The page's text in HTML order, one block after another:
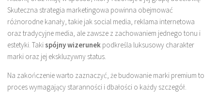
Skuteczna strategia marketingowa powinna obejmować
różnorodne kanały, takie jak social media, reklama internetowa
oraz tradycyjne media, ale zawsze z zachowaniem jednego tonu i
estetyki. Takispójny wizerunek podkreśla luksusowy charakter
marki oraz jej ekskluzywny status.
Na zakończenie warto zaznaczyć, że budowanie marki premium to
proces wymagający staranności i dbałości o każdy szczegół.